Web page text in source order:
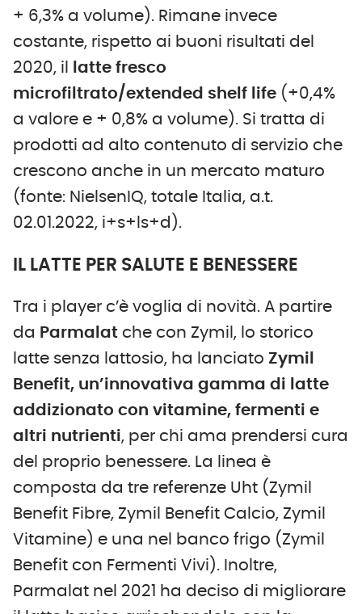
+ 6,3% a volume). Rimane invece
costante, rispetto ai buoni risultati del
2020, il
latte fresco
microfiltrato/extended shelf life (+0,4%
a valore e + 0,8% a volume). Si tratta di
prodotti ad alto contenuto di servizio che
crescono anche in un mercato maturo
(fonte: NielsenIQ, totale Italia, a.t.
02.01.2022, i+s+ls+d).
IL LATTE PER SALUTE E BENESSERE
Tra i player c’è voglia di novità. A partire
da Parmalat che con Zymil, lo storico
latte senza lattosio, ha lanciato Zymil
Benefit, un’innovativa gamma di latte
addizionato con vitamine, fermenti e
altri nutrienti, per chi ama prendersi cura
del proprio benessere. La linea è
composta da tre referenze Uht (Zymil
Benefit Fibre, Zymil Benefit Calcio, Zymil
Vitamine) e una nel banco frigo (Zymil
Benefit con Fermenti Vivi). Inoltre,
Parmalat nel 2021 ha deciso di migliorare